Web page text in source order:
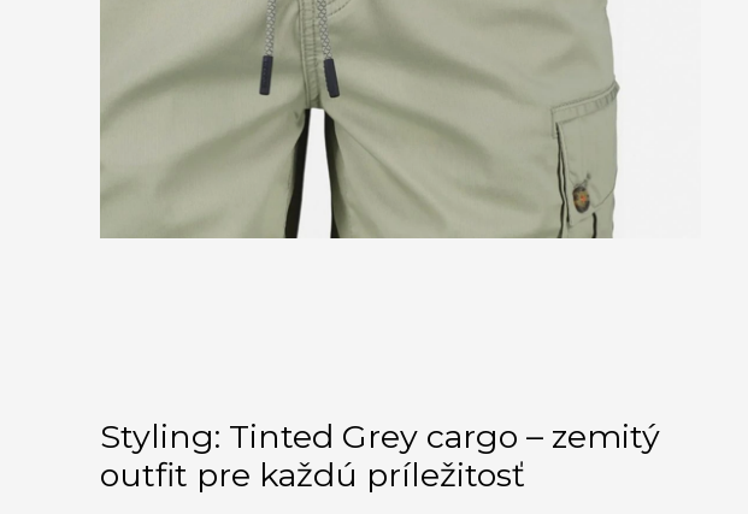
Styling: Tinted Grey cargo – zemitý
outfit pre každú príležitosť